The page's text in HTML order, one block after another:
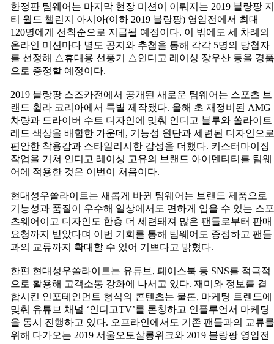
한정판 팀웨어는 마지막 현장 미션이 이뤄지는 2019 블랑팡 지
티 월드 챌린지 아시아(이하 2019 블랑팡) 영암전에서 최대
120명에게 선착순으로 지급될 예정이다. 이 밖에도 세 차례의
온라인 미션마다 별도 공지와 추첨을 통해 각각 5명의 당첨자
를 선정해 △휴대용 선풍기 △인디고 레이싱 장우산 등을 경품
으로 증정할 예정이다.
2019 블랑팡 스즈카전에서 공개된 새로운 팀웨어는 스포츠 브
랜드 휠라 코리아에서 특별 제작됐다. 올해 초 재정비된 AMG
차량과 드라이버 수트 디자인에 맞춰 인디고 블루와 쏠라이트
레드 색상을 배합한 가운데, 기능성 원단과 세련된 디자인으로
편안한 착용감과 스타일리시한 감성을 더했다. 커스터마이징
작업을 거쳐 인디고 레이싱 고유의 브랜드 아이덴티티를 팀웨
어에 적용한 것은 이번이 처음이다.
현대성우쏠라이트는 새롭게 바뀐 팀웨어는 브랜드 제품으로
기능성과 품질이 우수해 일상에서도 편하게 입을 수 있는 스포
츠웨어이고 디자인도 한층 더 세련돼져 많은 팬들로부터 판매
요청까지 받았다며 이번 기회를 통해 팀웨어도 증정하고 팬들
과의 교류까지 확대할 수 있어 기쁘다고 밝혔다.
한편 현대성우쏠라이트는 유튜브, 페이스북 등 SNS를 적극적
으로 활용해 고객소통 강화에 나서고 있다. 재미와 정보를 결
합시킨 인포테인먼트 형식의 콘텐츠는 물론, 마케팅 트렌드에
맞춰 유튜브 채널 ‘인디고TV’를 론칭하고 인플루언서 마케팅
을 동시 진행하고 있다. 오프라인에서도 기존 팬들과의 교류를
위해 다가오는 2019 서울오토살롱위크와 2019 블랑팡 영암전